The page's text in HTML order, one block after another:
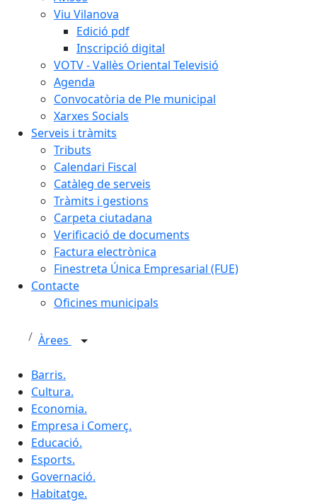
Viu Vilanova
Edició pdf
Inscripció digital
VOTV - Vallès Oriental Televisió
Agenda
Convocatòria de Ple municipal
Xarxes Socials
Serveis i tràmits
Tributs
Calendari Fiscal
Catàleg de serveis
Tràmits i gestions
Carpeta ciutadana
Verificació de documents
Factura electrònica
Finestreta Única Empresarial (FUE)
Contacte
Oficines municipals
Àrees
Barris.
Cultura.
Economia.
Empresa i Comerç.
Educació.
Esports.
Governació.
Habitatge.